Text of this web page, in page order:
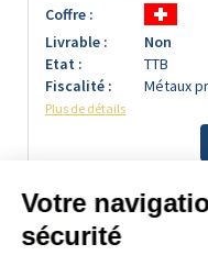
Coffre :
Livrable :
Non
Etat :
TTB
Fiscalité :
Métaux
Plus de détails
LSP